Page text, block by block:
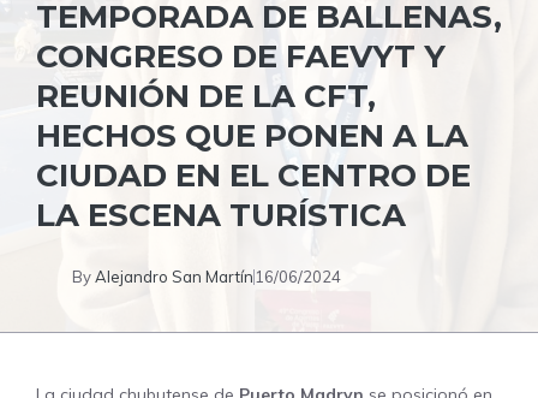
TEMPORADA DE BALLENAS,
CONGRESO DE FAEVYT Y
REUNIÓN DE LA CFT,
HECHOS QUE PONEN A LA
CIUDAD EN EL CENTRO DE
LA ESCENA TURÍSTICA
ByAlejandro San Martín 16/06/2024